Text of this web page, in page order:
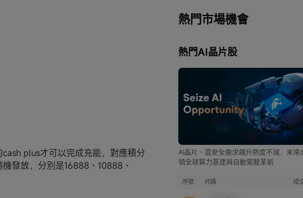
plus才可以完成充能，對應積分
發放，分別是16888、10888、
熱門市場機會
熱門AI晶片股
AI晶片、雲安全需求飆升熱度不減，未來
領全球算力基建與自動駕駛革新
序號 代碼 成